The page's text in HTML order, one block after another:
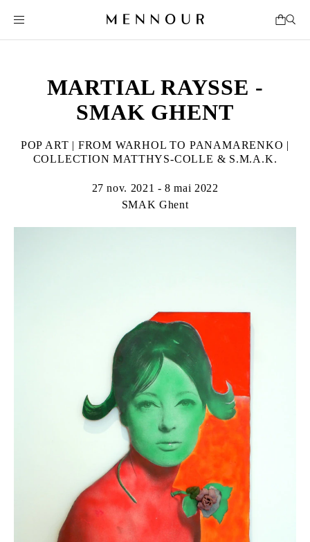
MARTIAL RAYSSE -
SMAK GHENT
POP ART | FROM WARHOL TO PANAMARENKO |
COLLECTION MATTHYS-COLLE & S.M.A.K.
27 nov. 2021 - 8 mai 2022
SMAK Ghent